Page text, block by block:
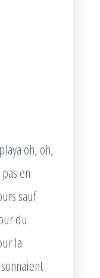
oh, oh,
en
sauf
du
la